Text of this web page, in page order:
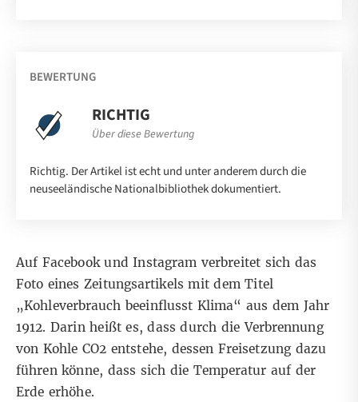
BEWERTUNG
RICHTIG
Über diese Bewertung
Richtig. Der Artikel ist echt und unter anderem durch die
neuseeländische Nationalbibliothek dokumentiert.
Auf FacebookundInstagram verbreitet sich das
Foto eines Zeitungsartikels mit dem Titel
„Kohleverbrauch beeinflusst Klima“ aus dem Jahr
1912. Darin heißt es, dass durch die Verbrennung
von Kohle CO2 entstehe, dessen Freisetzung dazu
führen könne, dass sich die Temperatur auf der
Erde erhöhe.